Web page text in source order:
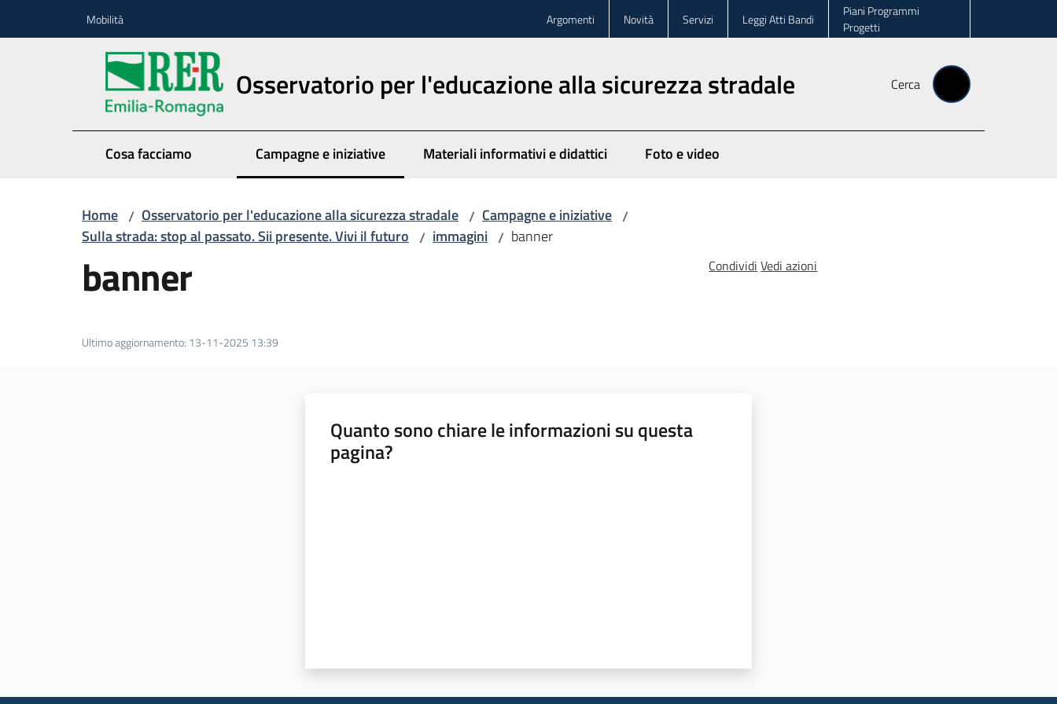
Mobilità Argomenti Novità Servizi Leggi Atti Bandi
Piani Programmi
Progetti
Osservatorio per l'educazione alla sicurezza stradale Cerca
Cosa facciamo Campagne e iniziative
Menu selezionato Materiali informativi e didattici Foto e video
Home / Osservatorio per l'educazione alla sicurezza stradale / Campagne e iniziative /
Sulla strada: stop al passato. Sii presente. Vivi il futuro / immagini / banner
banner Condividi Vedi azioni
Ultimo aggiornamento: 13-11-2025 13:39
Quanto sono chiare le informazioni su questa
pagina?